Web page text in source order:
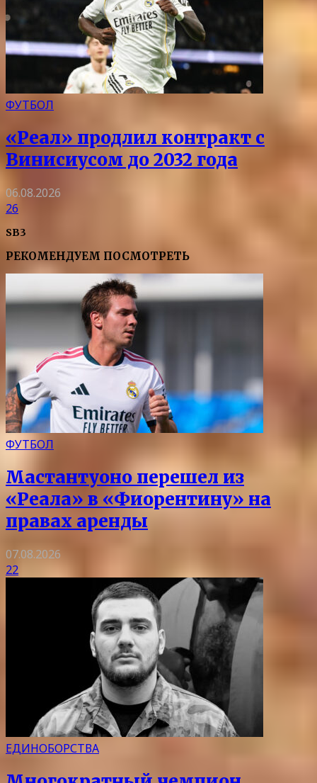
ФУТБОЛ
«Реал» продлил контракт с
Винисиусом до 2032 года
06.08.2026
26
SB3
РЕКОМЕНДУЕМ ПОСМОТРЕТЬ
ФУТБОЛ
Мастантуоно перешел из
«Реала» в «Фиорентину» на
правах аренды
07.08.2026
22
ЕДИНОБОРСТВА